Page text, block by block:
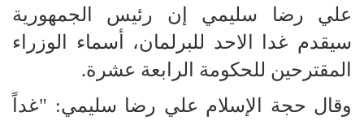
علي رضا سليمي إن رئيس الجمهورية
سيقدم غدا الاحد للبرلمان، أسماء الوزراء
المقترحين للحكومة الرابعة عشرة.
وقال حجة الإسلام علي رضا سليمي: "غداً